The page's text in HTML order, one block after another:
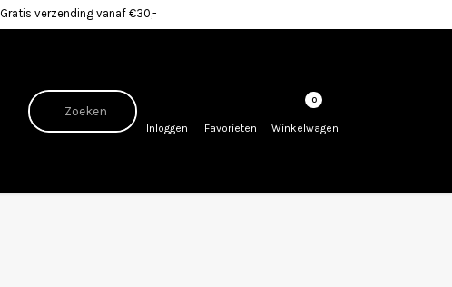
Gratis verzending vanaf €30,-
Inloggen Favorieten
0
Winkelwagen